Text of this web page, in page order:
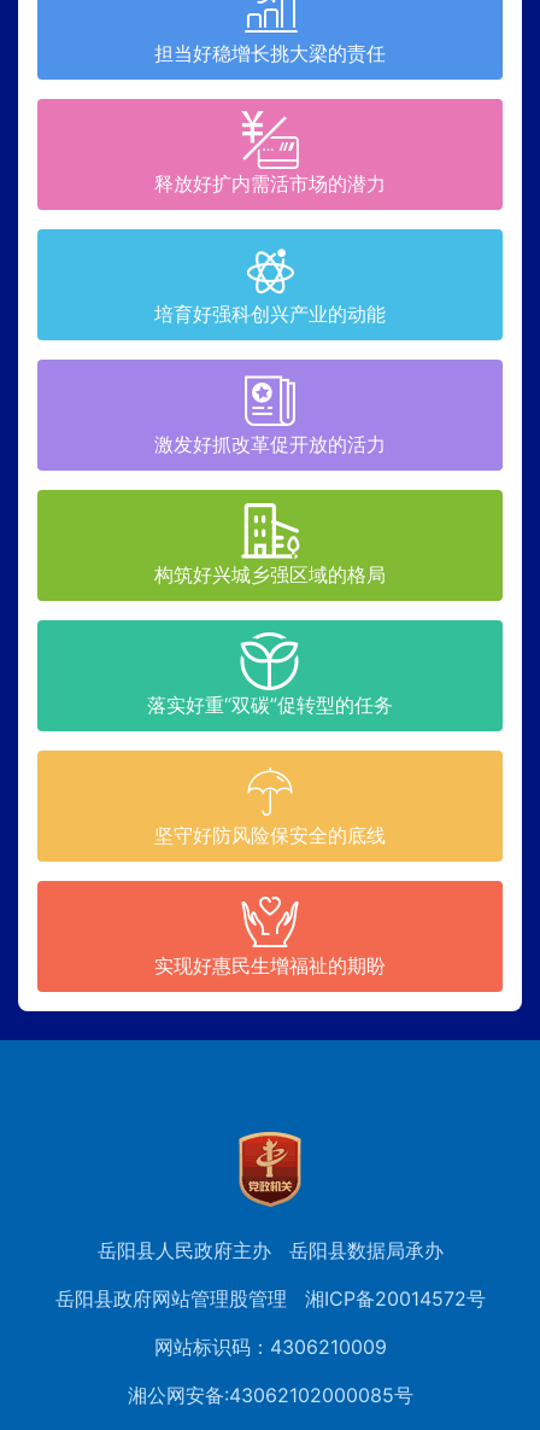
担当好稳增长挑大梁的责任
释放好扩内需活市场的潜力
培育好强科创兴产业的动能
激发好抓改革促开放的活力
构筑好兴城乡强区域的格局
落实好重“双碳”促转型的任务
坚守好防风险保安全的底线
实现好惠民生增福祉的期盼
岳阳县人民政府主办
岳阳县数据局承办
岳阳县政府网站管理股管理
湘ICP备20014572号
网站标识码：4306210009
湘公网安备:43062102000085号